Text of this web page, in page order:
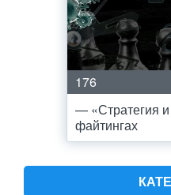
176
— «Стратегия и
файтингах